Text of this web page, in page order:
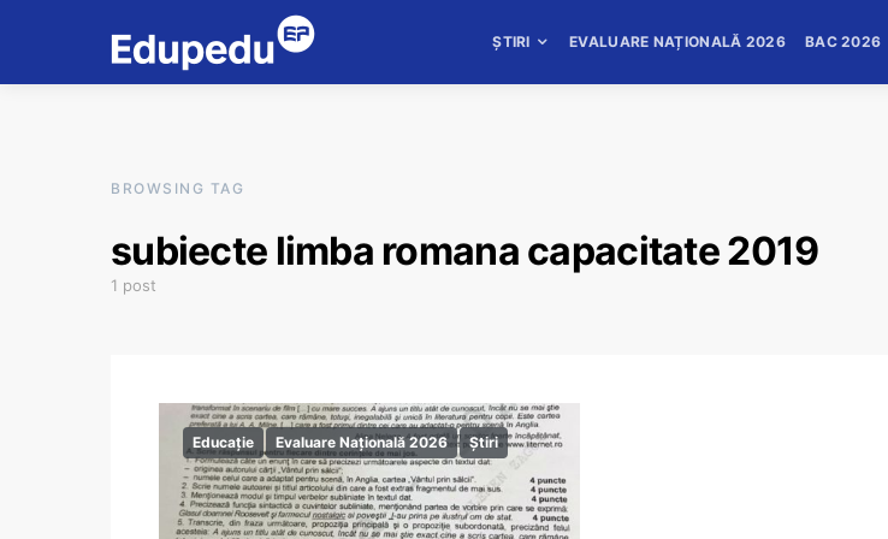
ȘTIRI EVALUARE NAȚIONALĂ 2026 BAC 2026
BROWSING TAG
subiecte limba romana capacitate 2019
1 post
Educație Evaluare Națională 2026 Știri